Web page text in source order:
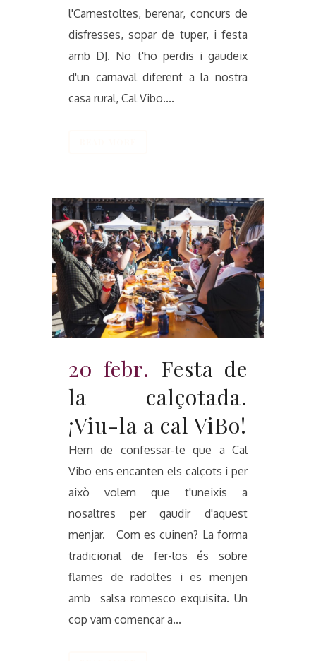
l'Carnestoltes, berenar, concurs de
disfresses, sopar de tuper, i festa
amb DJ. No t'ho perdis i gaudeix
d'un carnaval diferent a la nostra
casa rural, Cal Vibo....
20 febr. Festa de
la calçotada.
¡Viu-la a cal ViBo!
Hem de confessar-te que a Cal
Vibo ens encanten els calçots i per
això volem que t'uneixis a
nosaltres per gaudir d'aquest
menjar. Com es cuinen? La forma
tradicional de fer-los és sobre
flames de radoltes i es menjen
amb salsa romesco exquisita. Un
cop vam començar a...